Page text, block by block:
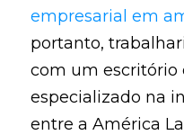
empresarial em
portanto,
com um escritório
especializado na
entre a América